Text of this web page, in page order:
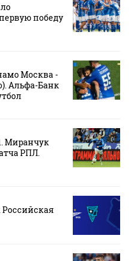
победу
Москва -
Альфа-Банк
Миранчук
РПЛ.